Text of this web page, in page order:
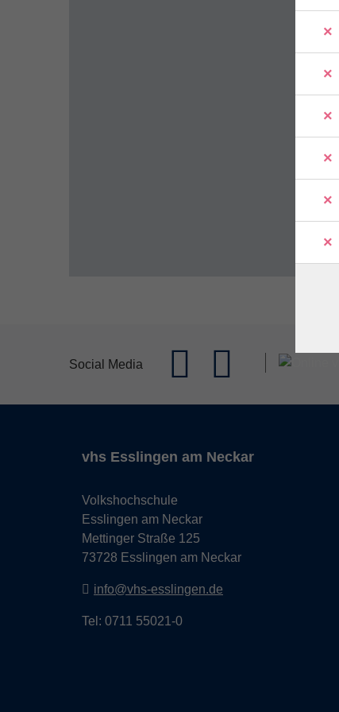
Social Media
vhs Esslingen am Neckar
Volkshochschule
Esslingen am Neckar
Mettinger Straße 125
73728 Esslingen am Neckar
info@vhs-esslingen.de
Tel: 0711 55021-0